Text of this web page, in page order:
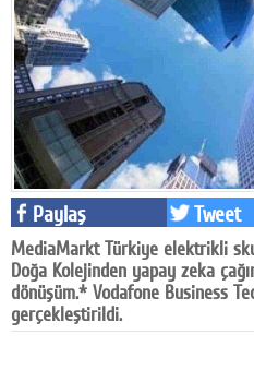
Gazeteler
Medya
Reyting-tiraj
Teknoloji
Televizyon
Dünya
Pr
Paylaş Tweet
MediaMarkt Türkiye elektrikli
Doğa Kolejinden yapay zeka
dönüşüm.* Vodafone Business
gerçekleştirildi.